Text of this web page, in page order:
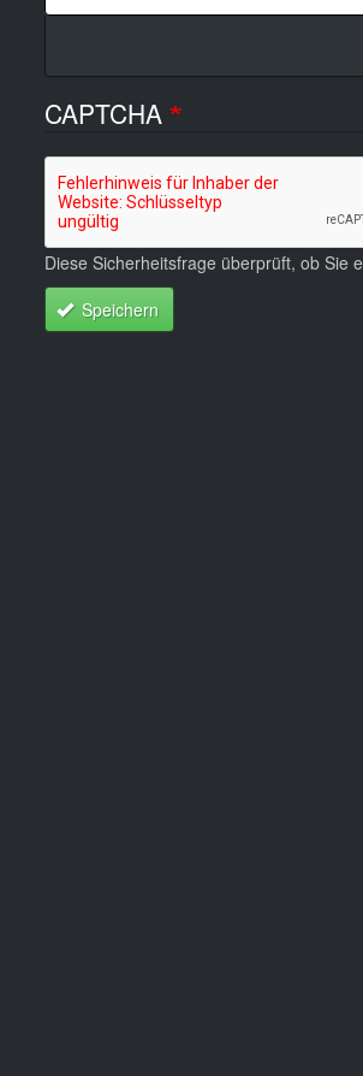
CAPTCHA
Diese Sicherheitsfrage überprüft, ob Sie
Speichern